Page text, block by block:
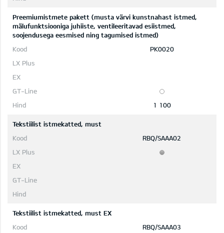
Preemiumistmete pakett (musta värvi kunstnahast istmed,
mälufunktsiooniga juhiiste, ventileeritavad esiistmed,
soojendusega eesmised ning tagumised istmed)
PK0020
1 100
Tekstiilist istmekatted, must
RBQ/SAAA02
Tekstiilist istmekatted, must EX
RBQ/SAAA03